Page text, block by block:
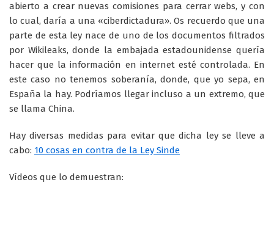
abierto a crear nuevas comisiones para cerrar webs, y con
lo cual, daría a una «ciberdictadura». Os recuerdo que una
parte de esta ley nace de uno de los documentos filtrados
por Wikileaks, donde la embajada estadounidense quería
hacer que la información en internet esté controlada. En
este caso no tenemos soberanía, donde, que yo sepa, en
España la hay. Podríamos llegar incluso a un extremo, que
se llama China.
Hay diversas medidas para evitar que dicha ley se lleve a
cabo: 10 cosas en contra de la Ley Sinde
Vídeos que lo demuestran: